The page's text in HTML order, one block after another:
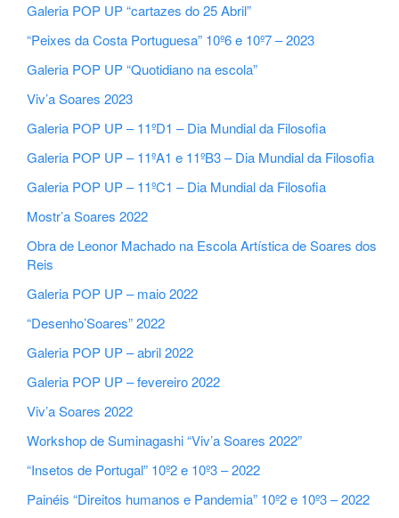
Galeria POP UP “cartazes do 25 Abril”
“Peixes da Costa Portuguesa” 10º6 e 10º7 – 2023
Galeria POP UP “Quotidiano na escola”
Viv’a Soares 2023
Galeria POP UP – 11ºD1 – Dia Mundial da Filosofia
Galeria POP UP – 11ºA1 e 11ºB3 – Dia Mundial da Filosofia
Galeria POP UP – 11ºC1 – Dia Mundial da Filosofia
Mostr’a Soares 2022
Obra de Leonor Machado na Escola Artística de Soares dos
Reis
Galeria POP UP – maio 2022
“Desenho’Soares” 2022
Galeria POP UP – abril 2022
Galeria POP UP – fevereiro 2022
Viv’a Soares 2022
Workshop de Suminagashi “Viv’a Soares 2022”
“Insetos de Portugal” 10º2 e 10º3 – 2022
Painéis “Direitos humanos e Pandemia” 10º2 e 10º3 – 2022